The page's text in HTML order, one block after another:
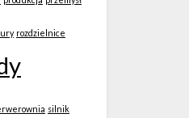
rozdzielnice
silnik